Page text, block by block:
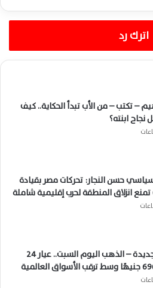
اترك رد
– تكتب – من الأب تبدأ الحكاية.. كيف
نجاح ابنته؟
حسن النجار: تحركات مصر بقيادة
انزلاق المنطقة لحرب إقليمية شاملة
تحديثات جديدة – الذهب اليوم السبت.. عيار 24